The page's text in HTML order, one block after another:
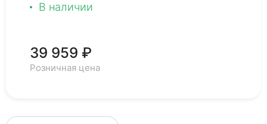
В наличии
39 959 ₽
Розничная цена